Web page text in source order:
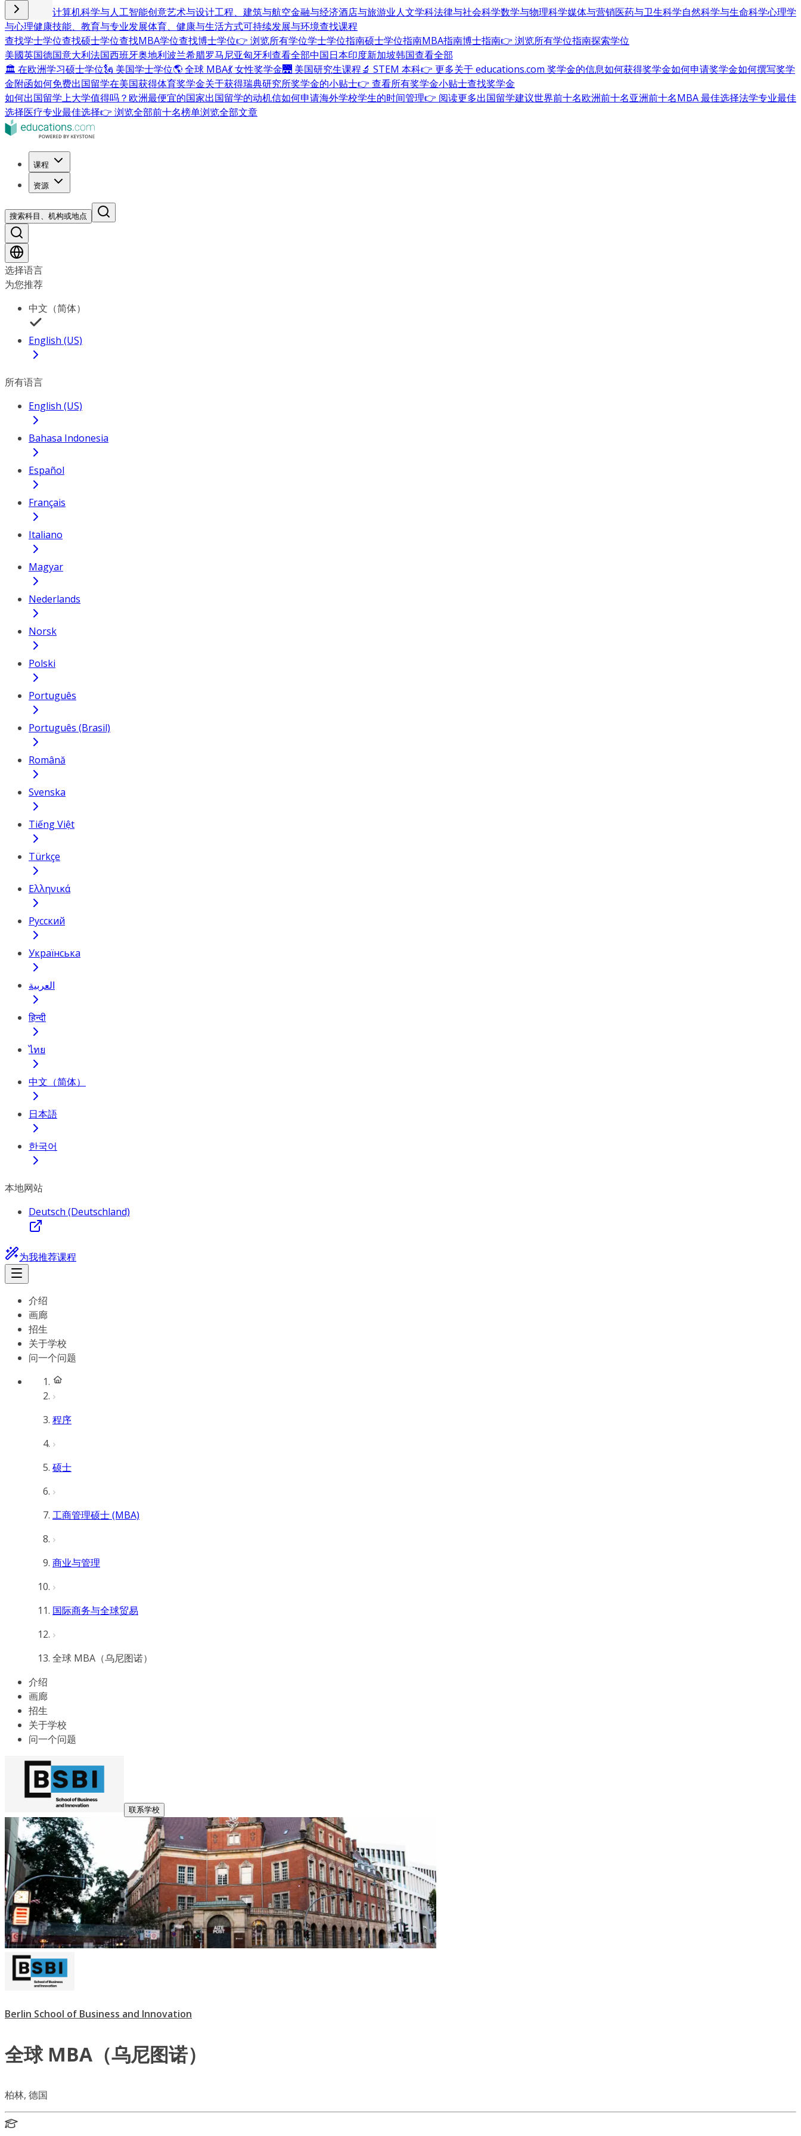
商业与管理 计算机科学与人工智能创意艺术与设计工程、建筑与航空金融与经济酒店与旅游业人文学科法律与社会科学数学与物理科学媒体与营销医药与卫生科学自然科学与生命科学心理学
与心理健康技能、教育与专业发展体育、健康与生活方式可持续发展与环境查找课程
查找学士学位查找硕士学位查找MBA学位查找博士学位👉 浏览所有学位学士学位指南硕士学位指南MBA指南博士指南👉 浏览所有学位指南探索学位
美國英国德国意大利法国西班牙奥地利波兰希腊罗马尼亚匈牙利查看全部中国日本印度新加坡韩国查看全部
🏛 在欧洲学习硕士学位🗽 美国学士学位🌎 全球 MBA💃 女性奖学金🌉 美国研究生课程🔬 STEM 本科👉 更多关于 educations.com 奖学金的信息如何获得奖学金如何申请奖学金如何撰写奖学
金附函如何免费出国留学在美国获得体育奖学金关于获得瑞典研究所奖学金的小贴士👉 查看所有奖学金小贴士查找奖学金
如何出国留学上大学值得吗？ 欧洲最便宜的国家出国留学的动机信如何申请海外学校学生的时间管理👉 阅读更多出国留学建议世界前十名欧洲前十名亚洲前十名MBA 最佳选择法学专业最佳
选择医疗专业最佳选择👉 浏览全部前十名榜单浏览全部文章
课程
资源
搜索科目、机构或地点
选择语言
为您推荐
中文（简体）
English (US)
所有语言
English (US)
Bahasa Indonesia
Español
Français
Italiano
Magyar
Nederlands
Norsk
Polski
Português
Português (Brasil)
Română
Svenska
Tiếng Việt
Türkçe
Ελληνικά
Русский
Українська
العربية
हिन्दी
ไทย
中文（简体）
日本語
한국어
本地网站
Deutsch (Deutschland)
为我推荐课程
介绍
画廊
招生
关于学校
问一个问题
程序
硕士
工商管理硕士 (MBA)
商业与管理
国际商务与全球贸易
全球 MBA（乌尼图诺）
介绍
画廊
招生
关于学校
问一个问题
联系学校
Berlin School of Business and Innovation
全球 MBA（乌尼图诺）
柏林, 德国